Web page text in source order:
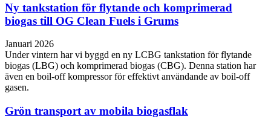
Ny tankstation för flytande och komprimerad
biogas till OG Clean Fuels i Grums
Januari 2026
Under vintern har vi byggd en ny LCBG tankstation för flytande
biogas (LBG) och komprimerad biogas (CBG). Denna station har
även en boil-off kompressor för effektivt användande av boil-off
gasen.
Grön transport av mobila biogasflak